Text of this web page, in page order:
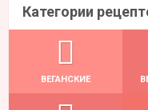
Категории
ВЕГАНСКИЕ